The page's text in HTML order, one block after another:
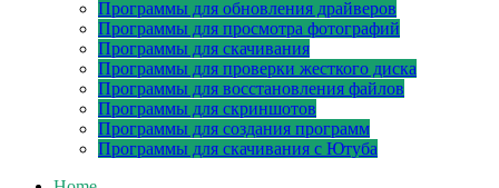
Программы для обновления драйверов
Программы для просмотра фотографий
Программы для скачивания
Программы для проверки жесткого диска
Программы для восстановления файлов
Программы для скриншотов
Программы для создания программ
Программы для скачивания с Ютуба